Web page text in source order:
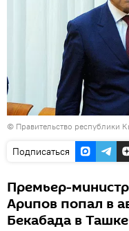
© Правительство республики
Подписаться
Премьер-
Арипов попал в
Бекабада в